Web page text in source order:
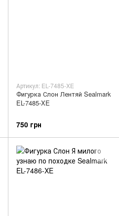
Артикул: EL-7485-XE
Фигурка Слон Лентяй Sealmark
EL-7485-XE
750 грн